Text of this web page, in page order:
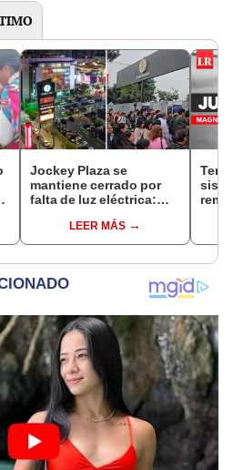
Jockey Plaza se
mantiene cerrado por
falta de luz eléctrica:
el centro comercial?
LEER MÁS